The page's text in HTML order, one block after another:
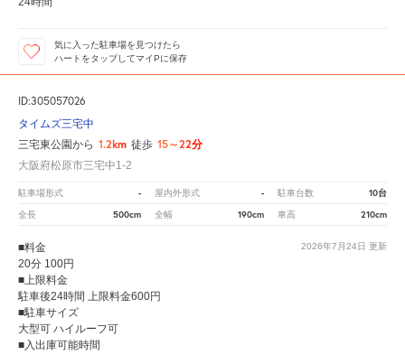
気に入った駐車場を見つけたら
ハートをタップしてマイPに保存
ID:305057026
タイムズ三宅中
三宅東公園から 1.2km 徒歩 15～22分
大阪府松原市三宅中1-2
駐車場形式 - 屋内外形式 - 駐車台数 10台
全長 500cm 全幅 190cm 車高 210cm
2026年7月24日 更新
■料金
20分 100円
■上限料金
駐車後24時間 上限料金600円
■駐車サイズ
大型可 ハイルーフ可
■入出庫可能時間